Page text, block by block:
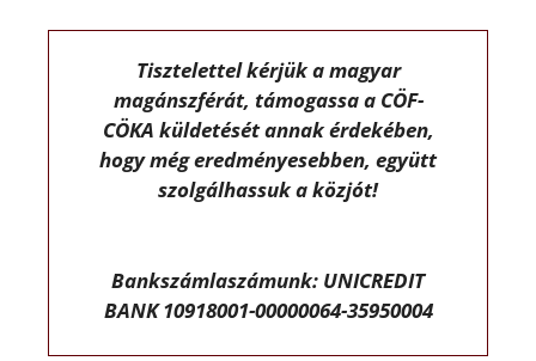
Tisztelettel kérjük a magyar
magánszférát, támogassa a CÖF-
CÖKA küldetését annak érdekében,
hogy még eredményesebben, együtt
szolgálhassuk a közjót!
Bankszámlaszámunk: UNICREDIT
BANK 10918001-00000064-35950004